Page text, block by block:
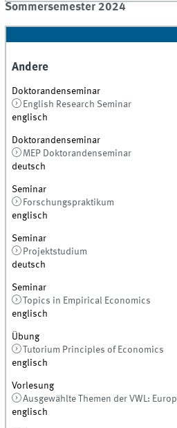
Sommersemester 2024
Andere
Doktorandenseminar
English Research Seminar
englisch
Doktorandenseminar
MEP Doktorandenseminar
deutsch
Seminar
Forschungspraktikum
englisch
Seminar
Projektstudium
deutsch
Seminar
Topics in Empirical Economics
englisch
Übung
Tutorium Principles of Economics
englisch
Vorlesung
Ausgewählte Themen der VWL:
englisch